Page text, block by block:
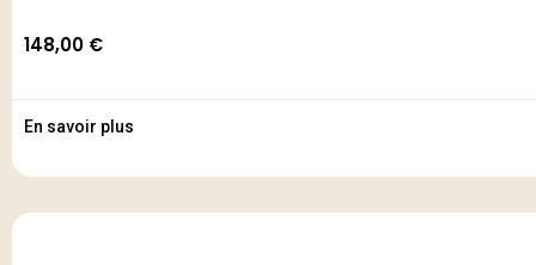
148,00 €
En savoir plus